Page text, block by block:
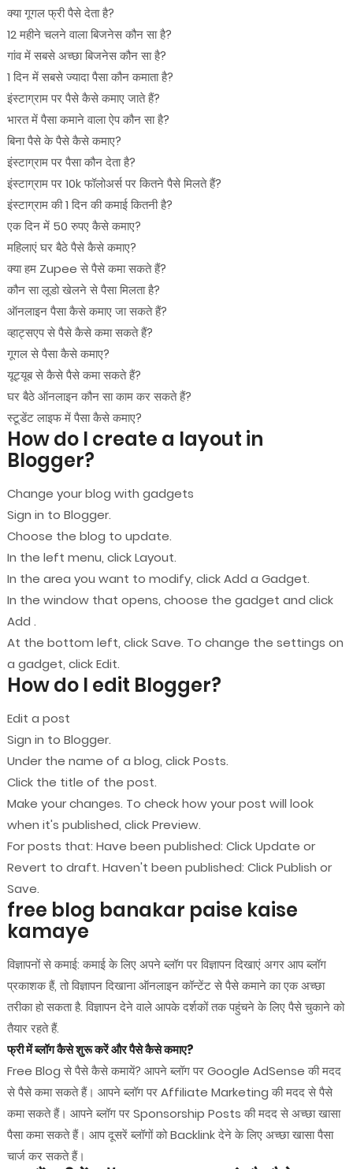
क्या गूगल फ्री पैसे देता है?
12 महीने चलने वाला बिजनेस कौन सा है?
गांव में सबसे अच्छा बिजनेस कौन सा है?
1 दिन में सबसे ज्यादा पैसा कौन कमाता है?
इंस्टाग्राम पर पैसे कैसे कमाए जाते हैं?
भारत में पैसा कमाने वाला ऐप कौन सा है?
बिना पैसे के पैसे कैसे कमाए?
इंस्टाग्राम पर पैसा कौन देता है?
इंस्टाग्राम पर 10k फॉलोअर्स पर कितने पैसे मिलते हैं?
इंस्टाग्राम की 1 दिन की कमाई कितनी है?
एक दिन में 50 रुपए कैसे कमाए?
महिलाएं घर बैठे पैसे कैसे कमाए?
क्या हम Zupee से पैसे कमा सकते हैं?
कौन सा लूडो खेलने से पैसा मिलता है?
ऑनलाइन पैसा कैसे कमाए जा सकते हैं?
व्हाट्सएप से पैसे कैसे कमा सकते हैं?
गूगल से पैसा कैसे कमाए?
यूट्यूब से कैसे पैसे कमा सकते हैं?
घर बैठे ऑनलाइन कौन सा काम कर सकते हैं?
स्टूडेंट लाइफ में पैसा कैसे कमाए?
How do I create a layout in
Blogger?
Change your blog with gadgets
Sign in to Blogger.
Choose the blog to update.
In the left menu, click Layout.
In the area you want to modify, click Add a Gadget.
In the window that opens, choose the gadget and click
Add .
At the bottom left, click Save. To change the settings on
a gadget, click Edit.
How do I edit Blogger?
Edit a post
Sign in to Blogger.
Under the name of a blog, click Posts.
Click the title of the post.
Make your changes. To check how your post will look
when it's published, click Preview.
For posts that: Have been published: Click Update or
Revert to draft. Haven't been published: Click Publish or
Save.
free blog banakar paise kaise
kamaye
विज्ञापनों से कमाई: कमाई के लिए अपने ब्लॉग पर विज्ञापन दिखाएं अगर आप ब्लॉग
प्रकाशक हैं, तो विज्ञापन दिखाना ऑनलाइन कॉन्टेंट से पैसे कमाने का एक अच्छा
तरीका हो सकता है. विज्ञापन देने वाले आपके दर्शकों तक पहुंचने के लिए पैसे चुकाने को
तैयार रहते हैं.
फ्री में ब्लॉग कैसे शुरू करें और पैसे कैसे कमाए?
Free Blog से पैसे कैसे कमायें? आपने ब्लॉग पर Google AdSense की मदद
से पैसे कमा सकते हैं। आपने ब्लॉग पर Affiliate Marketing की मदद से पैसे
कमा सकते हैं। आपने ब्लॉग पर Sponsorship Posts की मदद से अच्छा खासा
पैसा कमा सकते हैं। आप दूसरें ब्लॉगों को Backlink देने के लिए अच्छा खासा पैसा
चार्ज कर सकते हैं।